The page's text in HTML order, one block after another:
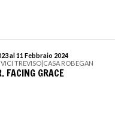
al 11 Febbraio 2024
TREVISO|CASA ROBEGAN
FACING GRACE